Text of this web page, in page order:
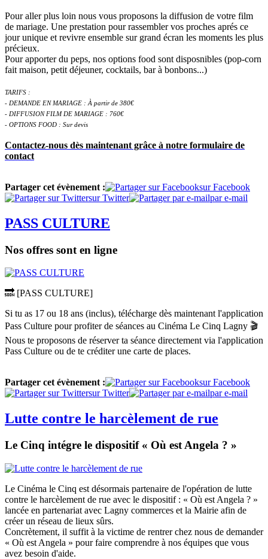
Pour aller plus loin nous vous proposons la diffusion de votre film
de mariage. Une prestation pour rassembler vos proches aprés ce
jour unique et revivre ensemble sur grand écran les moments les plus
précieux.
Pour apporter du peps, nos options food sont disposnibles (pop-corn
fait maison, petit déjeuner, cocktails, bar à bonbons...)
TARIFS :
- DEMANDE EN MARIAGE : À partir de 380€
- DIFFUSION FILM DE MARIAGE : 760€
- OPTIONS FOOD : Sur devis
Contactez-nous dès maintenant grâce à notre formulaire de
contact
Partager cet évènement :
sur Facebook
sur Twitter
par e-mail
PASS CULTURE
Nos offres sont en ligne
🔜 [PASS CULTURE]
Si tu as 17 ou 18 ans (inclus), télécharge dès maintenant l'application
Pass Culture pour profiter de séances au Cinéma Le Cinq Lagny 🎬
Nous te proposons de réserver ta séance directement via l'application
Pass Culture ou de te créditer une carte de places.
Partager cet évènement :
sur Facebook
sur Twitter
par e-mail
Lutte contre le harcèlement de rue
Le Cinq intégre le dispositif « Où est Angela ? »
Le Cinéma le Cinq est désormais partenaire de l'opération de lutte
contre le harcèlement de rue avec le dispositif : « Où est Angela ? »
lancée en partenariat avec Lagny commerces et la Mairie afin de
créer un réseau de lieux sûrs.
Concrètement, il suffit à la victime de rentrer chez nous de demander
« Où est Angela » pour faire comprendre à nos équipes que vous
avez besoin d'aide.